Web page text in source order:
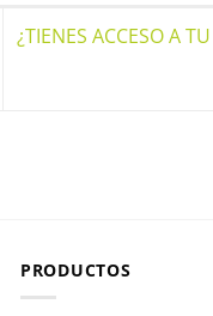
¿TIENES ACCESO A
PRODUCTOS